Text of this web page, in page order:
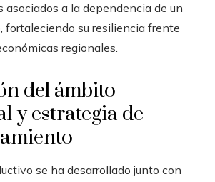
asociados a la dependencia de un
fortaleciendo su resiliencia frente
regionales.
del ámbito
y estrategia de
se ha desarrollado junto con